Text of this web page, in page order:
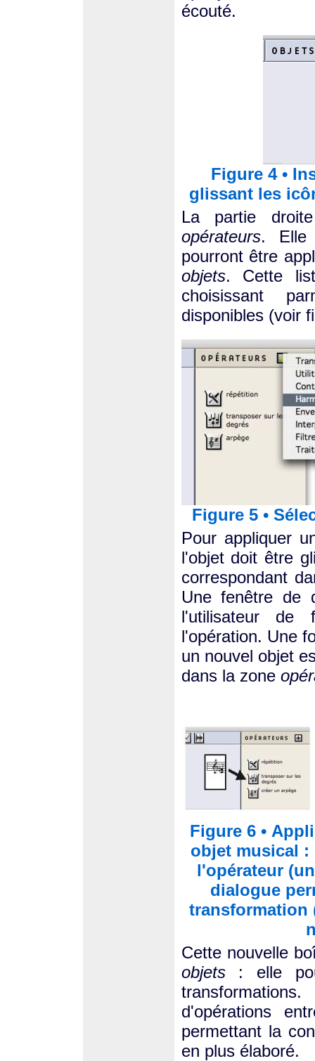
écouté.
Figure 4 •
glissant les
La partie
opérateurs. Elle
pourront être
objets. Cette
choisissant
disponibles (voir
Figure 5 •
Pour appliquer
l'objet doit être
correspondant
Une fenêtre de
l'utilisateur de
l'opération. Une
un nouvel objet
dans la zone
Figure 6 •
objet musical :
l'opérateur
dialogue
transformation
Cette nouvelle
objets: elle
d'opérations
permettant la
en plus élaboré.